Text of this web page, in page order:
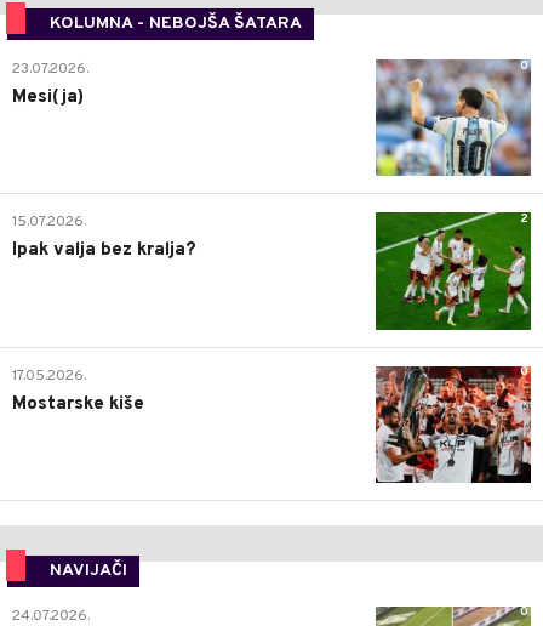
KOLUMNA - NEBOJŠA ŠATARA
0
23.07.2026.
Mesi(ja)
2
15.07.2026.
Ipak valja bez kralja?
0
17.05.2026.
Mostarske kiše
NAVIJAČI
0
24.07.2026.